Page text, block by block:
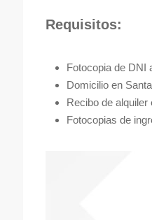
Requisitos:
Fotocopia de DNI
Domicilio en
Recibo de alquiler
Fotocopias de